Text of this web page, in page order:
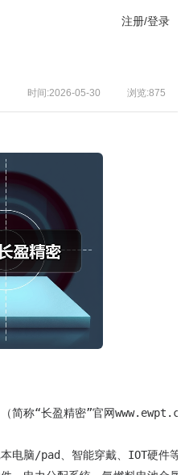
注册/登录
浏览:875
时间:2026-05-30
简称“长盈精密”官网
电脑/pad、智能穿戴、IOT硬件等